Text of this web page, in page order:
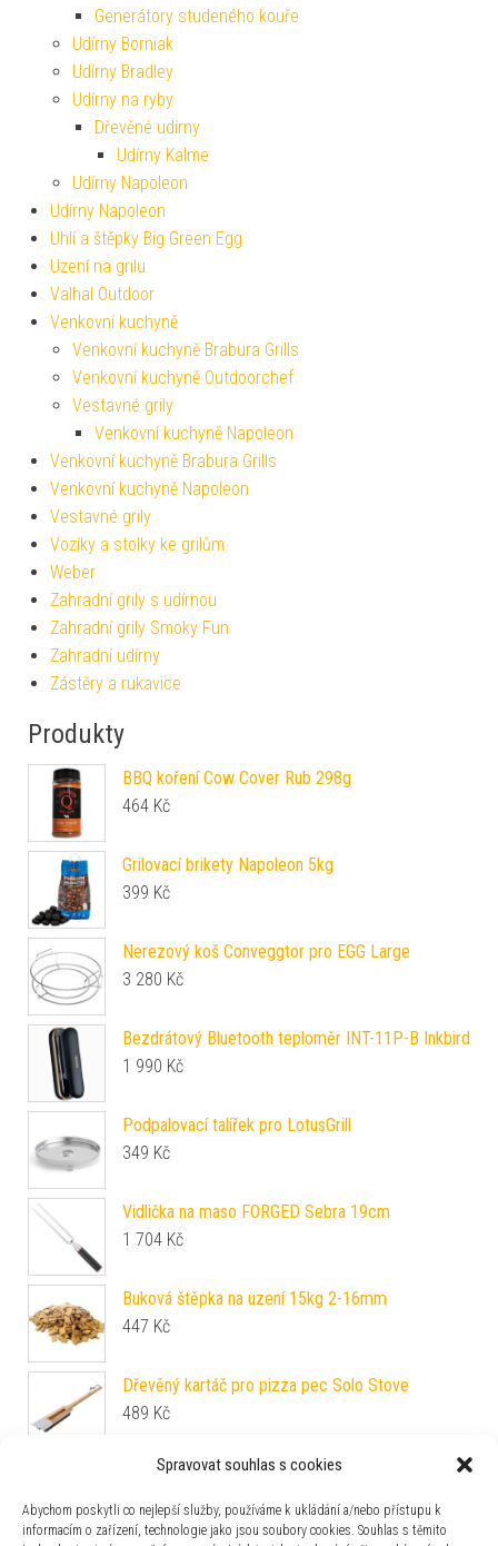
Spravovat souhlas s cookies
Abychom poskytli co nejlepší služby, používáme k ukládání a/nebo přístupu k
informacím o zařízení, technologie jako jsou soubory cookies. Souhlas s těmito
Generátory studeného kouře
Udírny Borniak
Udírny Bradley
Udírny na ryby
Dřevěné udírny
Udírny Kalme
Udírny Napoleon
Udírny Napoleon
Uhlí a štěpky Big Green Egg
Uzení na grilu
Valhal Outdoor
Venkovní kuchyně
Venkovní kuchyně Brabura Grills
Venkovní kuchyně Outdoorchef
Vestavné grily
Venkovní kuchyně Napoleon
Venkovní kuchyně Brabura Grills
Venkovní kuchyně Napoleon
Vestavné grily
Vozíky a stolky ke grilům
Weber
Zahradní grily s udírnou
Zahradní grily Smoky Fun
Zahradní udírny
Zástěry a rukavice
Produkty
BBQ koření Cow Cover Rub 298g
464 Kč
Grilovací brikety Napoleon 5kg
399 Kč
Nerezový koš Conveggtor pro EGG Large
3 280 Kč
Bezdrátový Bluetooth teploměr INT-11P-B Inkbird
1 990 Kč
Podpalovací talířek pro LotusGrill
349 Kč
Vidlička na maso FORGED Sebra 19cm
1 704 Kč
Buková štěpka na uzení 15kg 2-16mm
447 Kč
Dřevěný kartáč pro pizza pec Solo Stove
489 Kč
Plynový vařič Campingaz CAMPING 206 STOVE
699Kč